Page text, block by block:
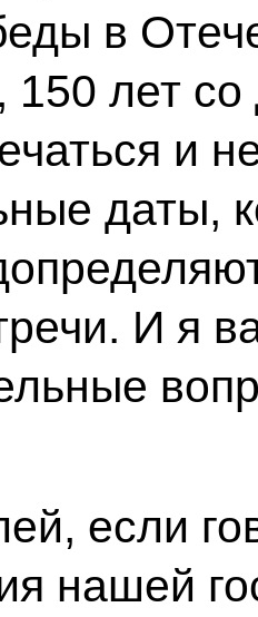
в
150 лет
и
даты,
И я
если
нашей